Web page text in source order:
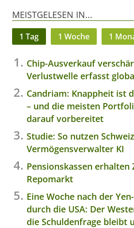
MEISTGELESEN IN...
1 Tag 1 Woche 1
Chip-Ausverkauf
Verlustwelle erfasst
Candriam: Knappheit ist
– und die meisten
darauf vorbereitet
Studie: So nutzen
Vermögensverwalter KI
Pensionskassen erhalten
Repomarkt
Eine Woche nach der
durch die USA: Der
die Schuldenfrage bleibt